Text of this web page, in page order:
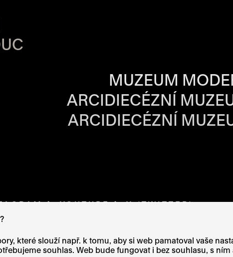
které slouží např. k tomu, aby si web pamatoval vaše
souhlas. Web bude fungovat i bez souhlasu, s ním
DOBAMUZEUM
ARCIDIECÉZNÍ
ARCIDIECÉZNÍ
NA NOVÉ STRÁNCE
ODKAZ SE OTEVŘE NA NOVÉ STRÁNCE
YOUTUBEODKAZ SE OTEVŘE NA
X (TWITTER)
ODKAZ SE